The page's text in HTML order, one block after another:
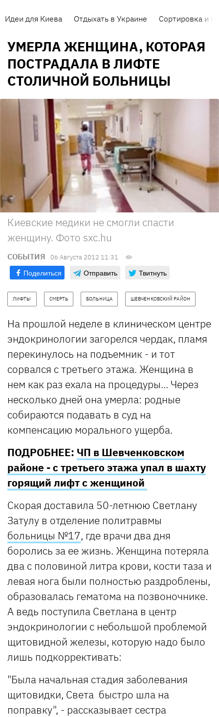
Идеи для Киева Отдыхать в Украине Сортировка и
УМЕРЛА ЖЕНЩИНА, КОТОРАЯ
ПОСТРАДАЛА В ЛИФТЕ
СТОЛИЧНОЙ БОЛЬНИЦЫ
Киевские медики не смогли спасти
женщину. Фото sxc.hu
СОБЫТИЯ 06 Августа 2012 11:31
Поделиться Отправить Твитнуть
ЛИФТЫ СМЕРТЬ БОЛЬНИЦА ШЕВЧЕНКОВСКИЙ РАЙОН
На прошлой неделе в клиническом центре
эндокринологии загорелся чердак, пламя
перекинулось на подъемник - и тот
сорвался с третьего этажа. Женщина в
нем как раз ехала на процедуры... Через
несколько дней она умерла: родные
собираются подавать в суд на
компенсацию морального ущерба.
ПОДРОБНЕЕ: ЧП в Шевченковском
районе - с третьего этажа упал в шахту
горящий лифт с женщиной
Скорая доставила 50-летнюю Светлану
Затулу в отделение политравмы
больницы №17, где врачи два дня
боролись за ее жизнь. Женщина потеряла
два с половиной литра крови, кости таза и
левая нога были полностью раздроблены,
образовалась гематома на позвоночнике.
А ведь поступила Светлана в центр
эндокринологии с небольшой проблемой
щитовидной железы, которую надо было
лишь подкоррективать:
"Была начальная стадия заболевания
щитовидки, Света быстро шла на
поправку", - рассказывает сестра